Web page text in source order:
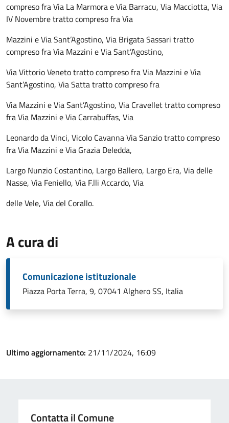
compreso fra Via La Marmora e Via Barracu, Via Macciotta, Via
IV Novembre tratto compreso fra Via
Mazzini e Via Sant’Agostino, Via Brigata Sassari tratto
compreso fra Via Mazzini e Via Sant’Agostino,
Via Vittorio Veneto tratto compreso fra Via Mazzini e Via
Sant’Agostino, Via Satta tratto compreso fra
Via Mazzini e Via Sant’Agostino, Via Cravellet tratto compreso
fra Via Mazzini e Via Carrabuffas, Via
Leonardo da Vinci, Vicolo Cavanna Via Sanzio tratto compreso
fra Via Mazzini e Via Grazia Deledda,
Largo Nunzio Costantino, Largo Ballero, Largo Era, Via delle
Nasse, Via Feniello, Via F.lli Accardo, Via
delle Vele, Via del Corallo.
A cura di
Comunicazione istituzionale
Piazza Porta Terra, 9, 07041 Alghero SS, Italia
Ultimo aggiornamento: 21/11/2024, 16:09
Contatta il Comune